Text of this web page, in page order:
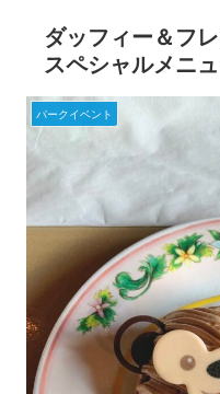
ダッフィー＆フ
スペシャルメニ
パークイベント